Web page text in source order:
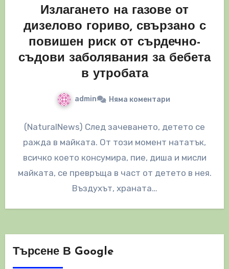
Излагането на газове от
дизелово гориво, свързано с
повишен риск от сърдечно-
съдови заболявания за бебета
в утробата
admin Няма коментари
(NaturalNews) След зачеването, детето се
ражда в майката. От този момент нататък,
всичко което консумира, пие, диша и мисли
майката, се превръща в част от детето в нея.
Въздухът, храната…
Търсене В Google